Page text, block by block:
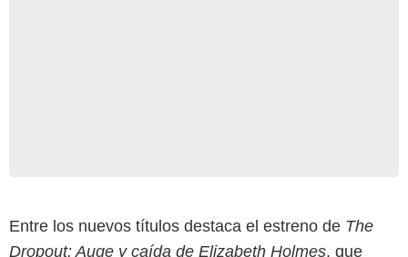
Entre los nuevos títulos destaca el estreno de The
Dropout: Auge y caída de Elizabeth Holmes, que